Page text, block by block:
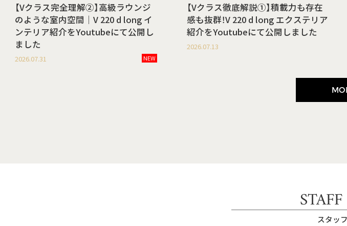
【Vクラス完全理解②】高級ラウンジ
のような室内空間｜V 220 d long イ
ンテリア紹介をYoutubeにて公開し
ました
2026.07.31 NEW
【Vクラス徹底解説①】積載力も存在
感も抜群！V 220 d long エクステリア
紹介をYoutubeにて公開しました
2026.07.13
スタッ